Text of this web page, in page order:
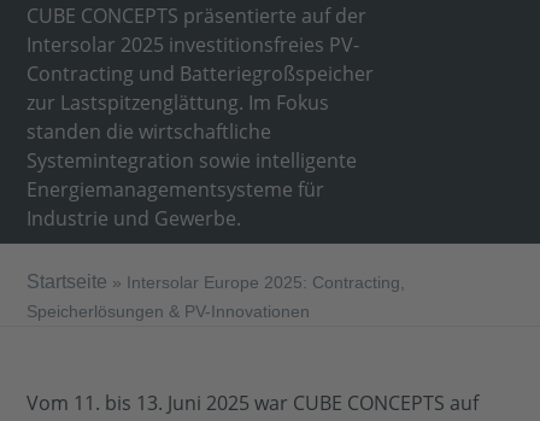
CUBE CONCEPTS präsentierte auf der
Intersolar 2025 investitionsfreies PV-
Contracting und Batteriegroßspeicher
zur Lastspitzenglättung. Im Fokus
standen die wirtschaftliche
Systemintegration sowie intelligente
Energiemanagementsysteme für
Industrie und Gewerbe.
Startseite » Intersolar Europe 2025: Contracting,
Speicherlösungen & PV-Innovationen
Vom 11. bis 13. Juni 2025 war CUBE CONCEPTS auf